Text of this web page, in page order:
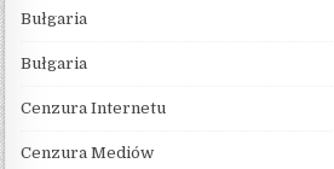
Bułgaria
Bułgaria
Cenzura Internetu
Cenzura Mediów